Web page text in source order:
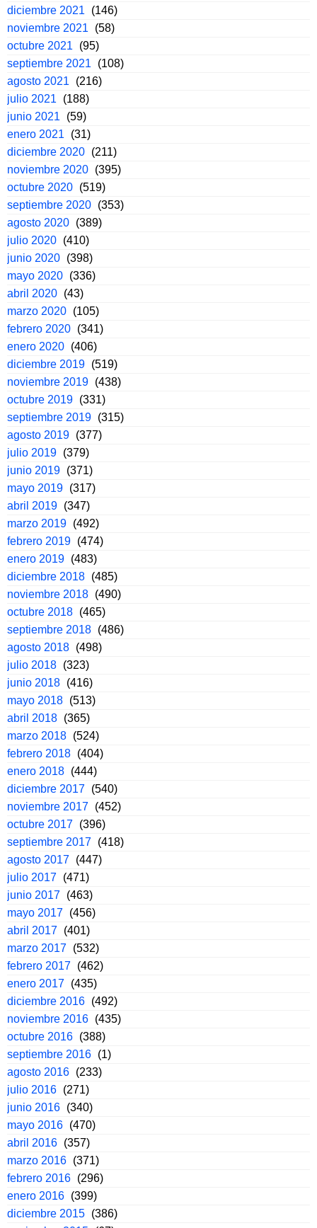
diciembre 2021
(146)
noviembre 2021
(58)
octubre 2021
(95)
septiembre 2021
(108)
agosto 2021
(216)
julio 2021
(188)
junio 2021
(59)
enero 2021
(31)
diciembre 2020 (211)
noviembre 2020 (395)
octubre 2020 (519)
septiembre 2020 (353)
agosto 2020 (389)
julio 2020 (410)
junio 2020 (398)
mayo 2020 (336)
abril 2020 (43)
marzo 2020 (105)
febrero 2020 (341)
enero 2020 (406)
diciembre 2019 (519)
noviembre 2019 (438)
octubre 2019 (331)
septiembre 2019 (315)
agosto 2019 (377)
julio 2019 (379)
junio 2019 (371)
mayo 2019 (317)
abril 2019 (347)
marzo 2019 (492)
febrero 2019 (474)
enero 2019 (483)
diciembre 2018 (485)
noviembre 2018 (490)
octubre 2018 (465)
septiembre 2018 (486)
agosto 2018 (498)
julio 2018 (323)
junio 2018 (416)
mayo 2018 (513)
abril 2018 (365)
marzo 2018 (524)
febrero 2018 (404)
enero 2018 (444)
diciembre 2017 (540)
noviembre 2017 (452)
octubre 2017 (396)
septiembre 2017 (418)
agosto 2017 (447)
julio 2017 (471)
junio 2017 (463)
mayo 2017 (456)
abril 2017 (401)
marzo 2017 (532)
febrero 2017 (462)
enero 2017 (435)
diciembre 2016 (492)
noviembre 2016 (435)
octubre 2016 (388)
septiembre 2016 (1)
agosto 2016 (233)
julio 2016 (271)
junio 2016 (340)
mayo 2016 (470)
abril 2016 (357)
marzo 2016 (371)
febrero 2016 (296)
enero 2016 (399)
diciembre 2015 (386)